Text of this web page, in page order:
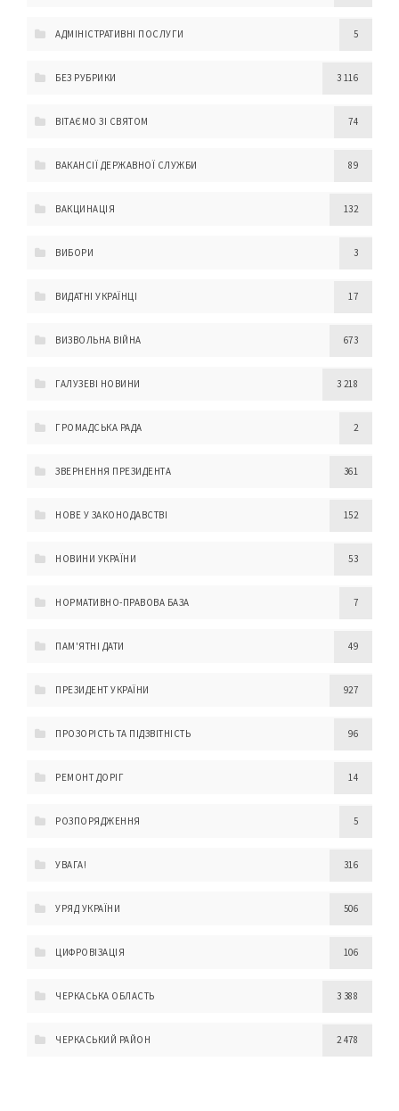
АДМІНІСТРАТИВНІ ПОСЛУГИ 5
БЕЗ РУБРИКИ 3 116
ВІТАЄМО ЗІ СВЯТОМ 74
ВАКАНСІЇ ДЕРЖАВНОЇ СЛУЖБИ 89
ВАКЦИНАЦІЯ 132
ВИБОРИ 3
ВИДАТНІ УКРАЇНЦІ 17
ВИЗВОЛЬНА ВІЙНА 673
ГАЛУЗЕВІ НОВИНИ 3 218
ГРОМАДСЬКА РАДА 2
ЗВЕРНЕННЯ ПРЕЗИДЕНТА 361
НОВЕ У ЗАКОНОДАВСТВІ 152
НОВИНИ УКРАЇНИ 53
НОРМАТИВНО-ПРАВОВА БАЗА 7
ПАМ'ЯТНІ ДАТИ 49
ПРЕЗИДЕНТ УКРАЇНИ 927
ПРОЗОРІСТЬ ТА ПІДЗВІТНІСТЬ 96
РЕМОНТ ДОРІГ 14
РОЗПОРЯДЖЕННЯ 5
УВАГА! 316
УРЯД УКРАЇНИ 506
ЦИФРОВІЗАЦІЯ 106
ЧЕРКАСЬКА ОБЛАСТЬ 3 388
ЧЕРКАСЬКИЙ РАЙОН 2 478